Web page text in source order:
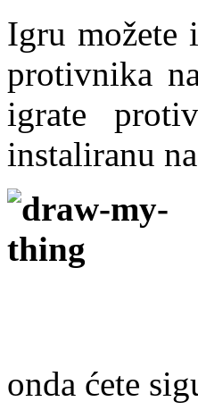
Igru
protivnika
igrate
instaliranu
onda ćete